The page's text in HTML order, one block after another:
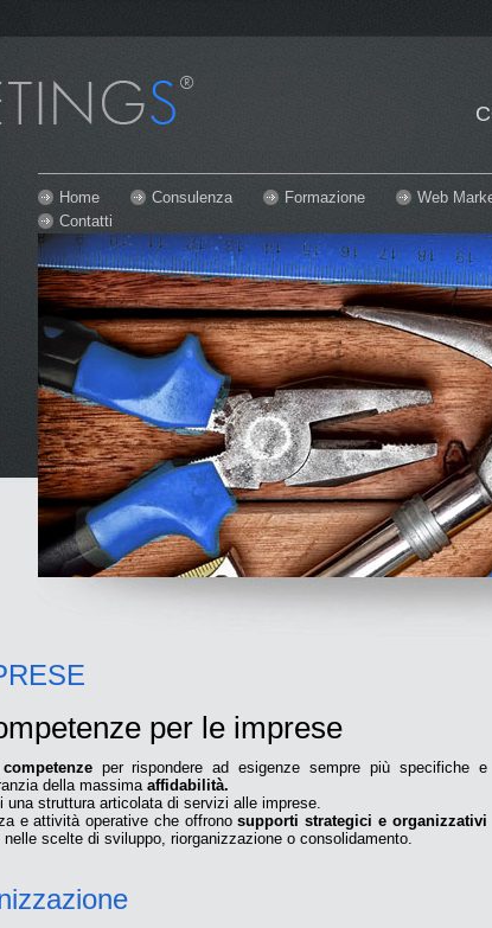
Home Consulenza Formazione Web
Contatti
per le imprese
competenzeper rispondere ad esigenze sempre più specifiche e
della massima affidabilità.
una struttura articolata di servizi alle imprese.
e attività operative che offronosupporti strategici e organizzativi
scelte di sviluppo, riorganizzazione o consolidamento.